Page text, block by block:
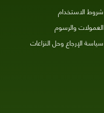
شروط الاستخدام
العمولات والرسوم
سياسة الإرجاع وحل النزاعات